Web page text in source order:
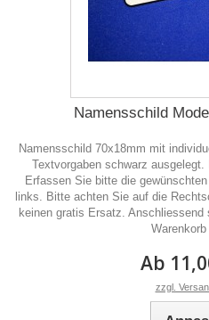
Namensschild
Namensschild 70x18mm mit
Textvorgaben schwarz
Erfassen Sie bitte die
links. Bitte achten Sie auf die
keinen gratis Ersatz.
Ab
zzgl.